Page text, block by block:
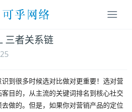
三者关系链
到很多时候选对比做对更重要！选对营
目的，从主流的关键词排名到核心社交
做的。但是，如果你对营销产品的定位